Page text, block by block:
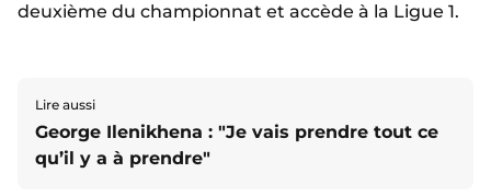
deuxième du championnat et accède à la Ligue 1.
Lire aussi
George Ilenikhena : "Je vais prendre tout ce
qu’il y a à prendre"